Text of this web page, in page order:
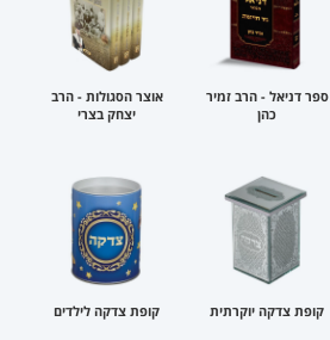
ספר דניאל - הרב זמיר
כהן
אוצר הסגולות - הרב
יצחק בצרי
קופת צדקה יוקרתית קופת צדקה לילדים